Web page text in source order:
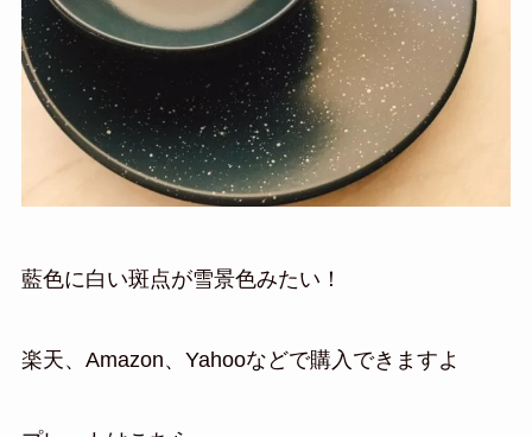
藍色に白い斑点が雪景色みたい！
楽天、Amazon、Yahooなどで購入できますよ